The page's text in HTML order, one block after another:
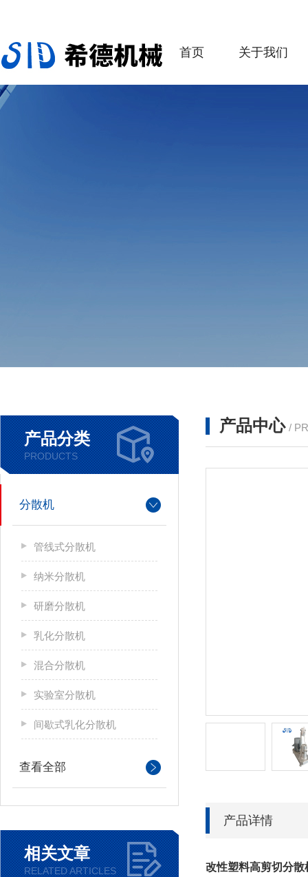
首页 关于我们
产品分类
PRODUCTS
分散机
管线式分散机
纳米分散机
研磨分散机
乳化分散机
混合分散机
实验室分散机
间歇式乳化分散机
查看全部
相关文章
RELATED ARTICLES
产品中心 /
产品详情
改性塑料高剪切分散